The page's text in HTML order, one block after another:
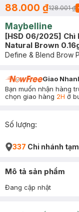
88.000 ₫128.001 ₫
Maybelline
[HSD 06/2025] Chì
Natural Brown
Define & Blend Brow
Giao
Bạn muốn nhận hàng
chọn giao hàng 2H ở
Số lượng:
337 Chi nhánh
Mô tả sản phẩm
Đang cập nhật